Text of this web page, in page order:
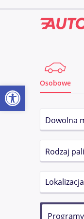
Osobowe
Lokalizacja
Otwórz pasek narzędzi